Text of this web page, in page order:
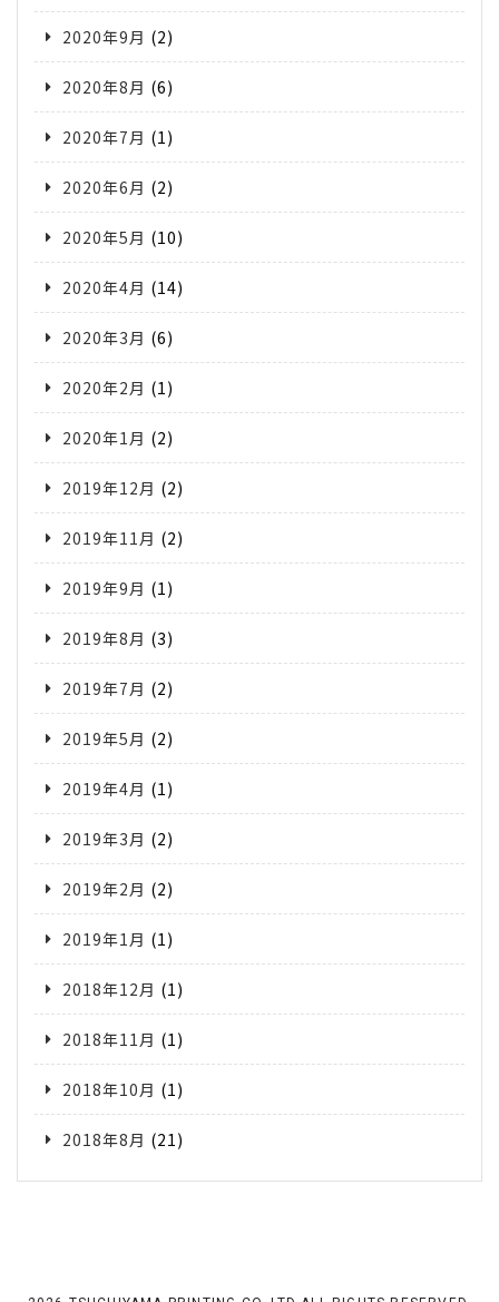
2020年9月 (2)
2020年8月 (6)
2020年7月 (1)
2020年6月 (2)
2020年5月 (10)
2020年4月 (14)
2020年3月 (6)
2020年2月 (1)
2020年1月 (2)
2019年12月 (2)
2019年11月 (2)
2019年9月 (1)
2019年8月 (3)
2019年7月 (2)
2019年5月 (2)
2019年4月 (1)
2019年3月 (2)
2019年2月 (2)
2019年1月 (1)
2018年12月 (1)
2018年11月 (1)
2018年10月 (1)
2018年8月 (21)